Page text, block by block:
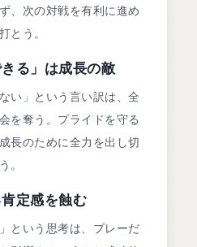
、次の対戦を有利に進め
とう。
きる」は成長の敵
い」という言い訳は、全
を奪う。プライドを守る
長のために全力を出し切
。
定感を蝕む
という思考は、プレーだ